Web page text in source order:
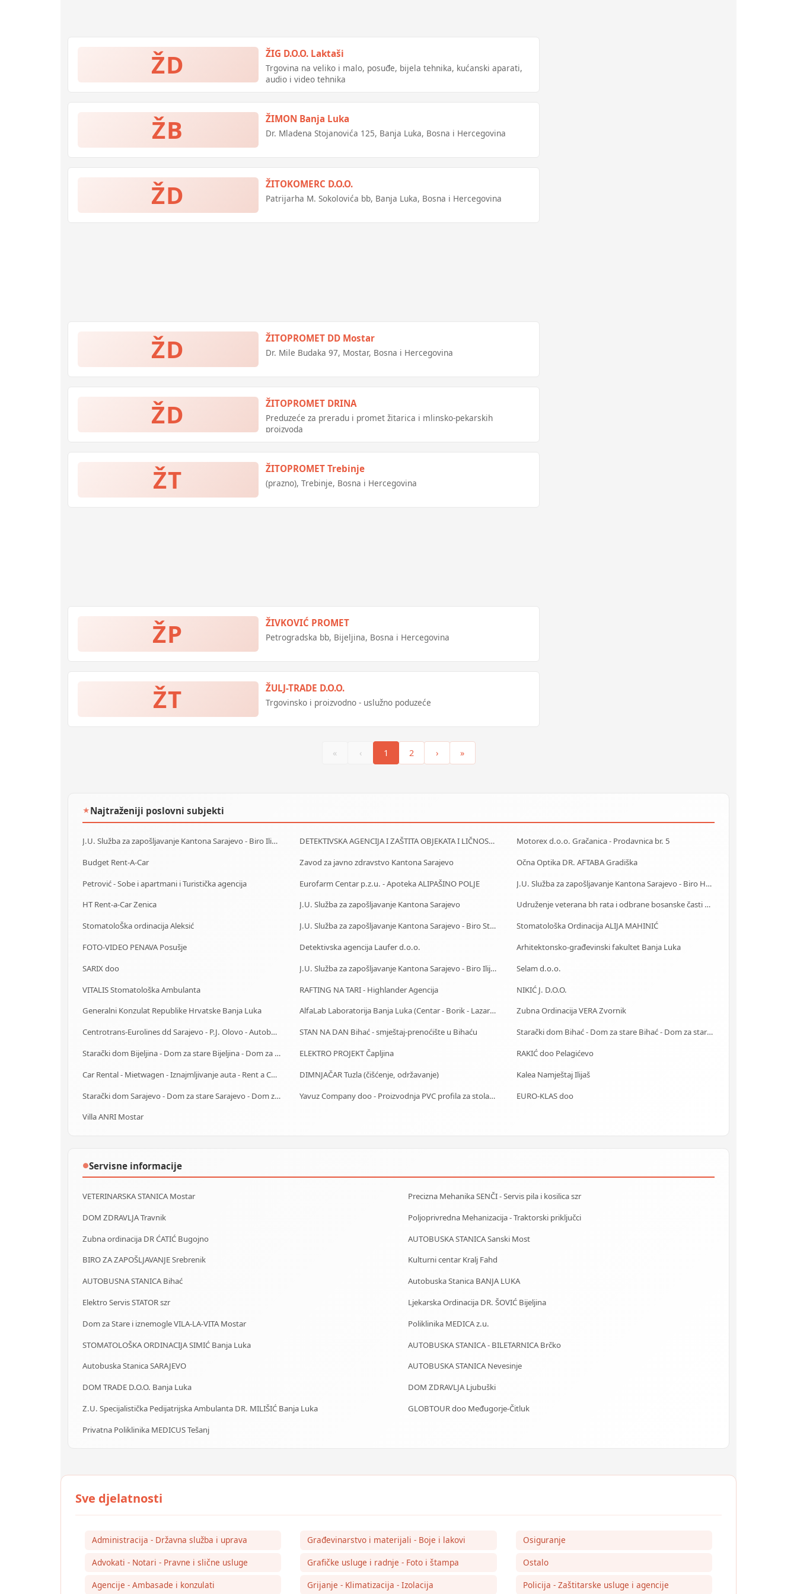
ŽD ŽIG D.O.O. Laktaši
Trgovina na veliko i malo, posuđe, bijela tehnika, kućanski aparati,
audio i video tehnika
ŽB ŽIMON Banja Luka
Dr. Mladena Stojanovića 125, Banja Luka, Bosna i Hercegovina
ŽD ŽITOKOMERC D.O.O.
Patrijarha M. Sokolovića bb, Banja Luka, Bosna i Hercegovina
ŽD ŽITOPROMET DD Mostar
Dr. Mile Budaka 97, Mostar, Bosna i Hercegovina
ŽD ŽITOPROMET DRINA
Preduzeće za preradu i promet žitarica i mlinsko-pekarskih
proizvoda
ŽT ŽITOPROMET Trebinje
(prazno), Trebinje, Bosna i Hercegovina
ŽP ŽIVKOVIĆ PROMET
Petrogradska bb, Bijeljina, Bosna i Hercegovina
ŽT ŽULJ-TRADE D.O.O.
Trgovinsko i proizvodno - uslužno poduzeće
« ‹ 1 2 › »
★Najtraženiji poslovni subjekti
J.U. Služba za zapošljavanje Kantona Sarajevo - Biro Ilidža DETEKTIVSKA AGENCIJA I ZAŠTITA OBJEKATA I LIČNOSTI ALFA DM Travnik
Motorex d.o.o. Gračanica - Prodavnica br. 5
Budget Rent-A-Car
Zavod za javno zdravstvo Kantona Sarajevo
Očna Optika DR. AFTABA Gradiška
Petrović - Sobe i apartmani i Turistička agencija
Eurofarm Centar p.z.u. - Apoteka ALIPAŠINO POLJE
J.U. Služba za zapošljavanje Kantona Sarajevo - Biro Hadžići
HT Rent-a-Car Zenica
J.U. Služba za zapošljavanje Kantona Sarajevo
Udruženje veterana bh rata i odbrane bosanske časti Zenica
StomatoloŠka ordinacija Aleksić
J.U. Služba za zapošljavanje Kantona Sarajevo - Biro Stari Grad
Stomatološka Ordinacija ALIJA MAHINIĆ
FOTO-VIDEO PENAVA Posušje
Detektivska agencija Laufer d.o.o.
Arhitektonsko-građevinski fakultet Banja Luka
SARIX doo
J.U. Služba za zapošljavanje Kantona Sarajevo - Biro IlijaŠ
Selam d.o.o.
VITALIS Stomatološka Ambulanta
RAFTING NA TARI - Highlander Agencija
NIKIĆ J. D.O.O.
Generalni Konzulat Republike Hrvatske Banja Luka
AlfaLab Laboratorija Banja Luka (Centar - Borik - Lazarevo)
Zubna Ordinacija VERA Zvornik
Centrotrans-Eurolines dd Sarajevo - P.J. Olovo - Autobuska stanica
STAN NA DAN Bihać - smještaj-prenoćište u Bihaću
Starački dom Bihać - Dom za stare Bihać - Dom za stara lica Bihać
Starački dom Bijeljina - Dom za stare Bijeljina - Dom za stara lica Bijeljina
ELEKTRO PROJEKT Čapljina
RAKIĆ doo Pelagićevo
Car Rental - Mietwagen - Iznajmljivanje auta - Rent a Car Bihać
DIMNJAČAR Tuzla (čišćenje, održavanje)
Kalea Namještaj Ilijaš
Starački dom Sarajevo - Dom za stare Sarajevo - Dom za stara lica Sarajevo
Yavuz Company doo - Proizvodnja PVC profila za stolariju
EURO-KLAS doo
Villa ANRI Mostar
●Servisne informacije
VETERINARSKA STANICA Mostar
Precizna Mehanika SENČI - Servis pila i kosilica szr
DOM ZDRAVLJA Travnik
Poljoprivredna Mehanizacija - Traktorski priključci
Zubna ordinacija DR ĆATIĆ Bugojno
AUTOBUSKA STANICA Sanski Most
BIRO ZA ZAPOŠLJAVANJE Srebrenik
Kulturni centar Kralj Fahd
AUTOBUSNA STANICA Bihać
Autobuska Stanica BANJA LUKA
Elektro Servis STATOR szr
Ljekarska Ordinacija DR. ŠOVIĆ Bijeljina
Dom za Stare i iznemogle VILA-LA-VITA Mostar
Poliklinika MEDICA z.u.
STOMATOLOŠKA ORDINACIJA SIMIĆ Banja Luka
AUTOBUSKA STANICA - BILETARNICA Brčko
Autobuska Stanica SARAJEVO
AUTOBUSKA STANICA Nevesinje
DOM TRADE D.O.O. Banja Luka
DOM ZDRAVLJA Ljubuški
Z.U. Specijalistička Pedijatrijska Ambulanta DR. MILIŠIĆ Banja Luka
GLOBTOUR doo Međugorje-Čitluk
Privatna Poliklinika MEDICUS Tešanj
Administracija - Državna služba i uprava
Advokati - Notari - Pravne i slične usluge
Agencije - Ambasade i konzulati
Građevinarstvo i materijali - Boje i lakovi
Grafičke usluge i radnje - Foto i štampa
Grijanje - Klimatizacija - Izolacija
Osiguranje
Ostalo
Policija - Zaštitarske usluge i agencije